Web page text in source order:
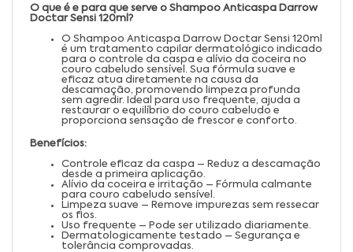
O que é e para que serve o Shampoo Anticaspa Darrow
Doctar Sensi 120ml?
O Shampoo Anticaspa Darrow Doctar Sensi 120ml
é um tratamento capilar dermatológico indicado
para o controle da caspa e alívio da coceira no
couro cabeludo sensível. Sua fórmula suave e
eficaz atua diretamente na causa da
descamação, promovendo limpeza profunda
sem agredir. Ideal para uso frequente, ajuda a
restaurar o equilíbrio do couro cabeludo e
proporciona sensação de frescor e conforto.
Benefícios:
Controle eficaz da caspa – Reduz a descamação
desde a primeira aplicação.
Alívio da coceira e irritação – Fórmula calmante
para couro cabeludo sensível.
Limpeza suave – Remove impurezas sem ressecar
os fios.
Uso frequente – Pode ser utilizado diariamente.
Dermatologicamente testado – Segurança e
tolerância comprovadas.